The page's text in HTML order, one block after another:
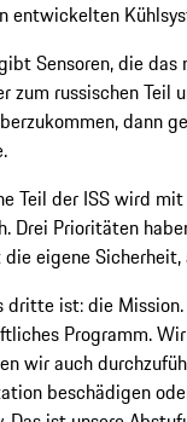
entwickelten
Sensoren, die
zum russischen Teil
dann
Teil der ISS wird
Drei Prioritäten
eigene
dritte ist: die
Programm.
wir auch
beschädigen